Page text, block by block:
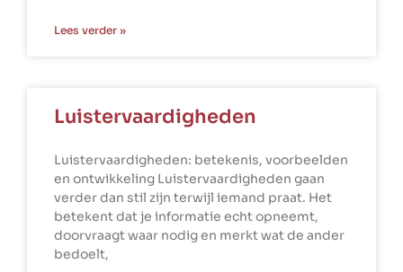
Lees verder »
Luistervaardigheden
Luistervaardigheden: betekenis, voorbeelden
en ontwikkeling Luistervaardigheden gaan
verder dan stil zijn terwijl iemand praat. Het
betekent dat je informatie echt opneemt,
doorvraagt waar nodig en merkt wat de ander
bedoelt,